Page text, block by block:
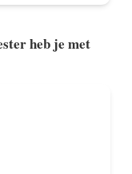
heb je met